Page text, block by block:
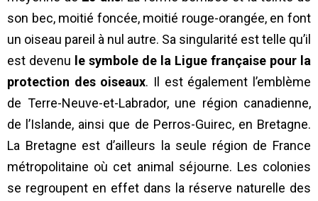
son bec, moitié foncée, moitié rouge-orangée, en font
un oiseau pareil à nul autre. Sa singularité est telle qu’il
est devenu le symbole de la Ligue française pour la
protection des oiseaux. Il est également l’emblème
de Terre-Neuve-et-Labrador, une région canadienne,
de l’Islande, ainsi que de Perros-Guirec, en Bretagne.
La Bretagne est d’ailleurs la seule région de France
métropolitaine où cet animal séjourne. Les colonies
se regroupent en effet dans la réserve naturelle des